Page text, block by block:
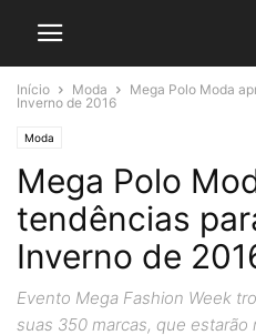
Início Moda
Mega Polo Moda
Inverno de 2016
Moda
Mega Polo
tendências
Inverno de
Evento Mega Fashion Week
suas 350 marcas, que estarão